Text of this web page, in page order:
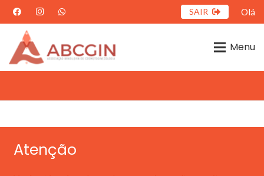
SAIR Olá
Menu
Atenção